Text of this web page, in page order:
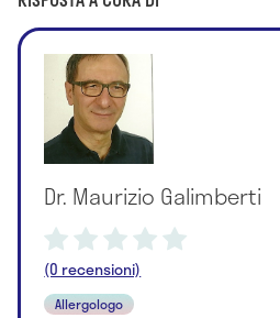
Dr. Maurizio Galimberti
(0 recensioni)
Allergologo